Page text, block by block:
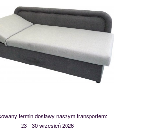
termin dostawy naszym transportem:
23 - 30 wrzesień 2026